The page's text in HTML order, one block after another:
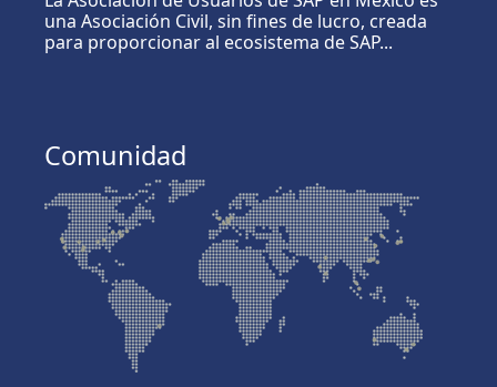
una Asociación Civil, sin fines de lucro, creada
para proporcionar al ecosistema de SAP...
Comunidad